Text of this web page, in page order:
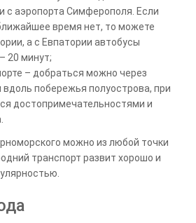
с аэропорта Симферополя. Если
время нет, то можете
а с Евпатории автобусы
20 минут;
– добраться можно через
побережья полуострова, при
достопримечательностями и
можно из любой точки
транспорт развит хорошо и